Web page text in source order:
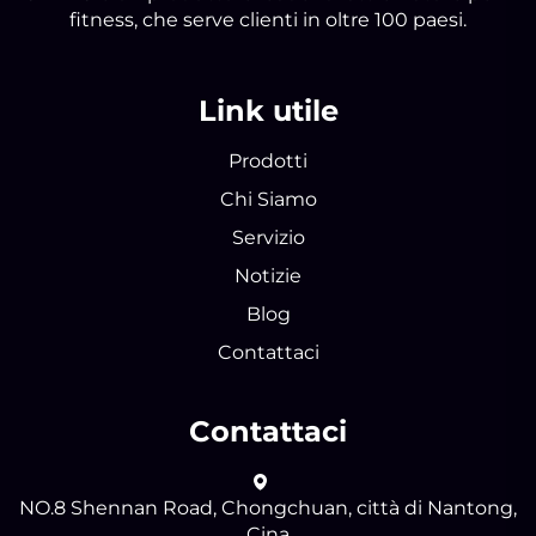
fitness, che serve clienti in oltre 100 paesi.
Link utile
Prodotti
Chi Siamo
Servizio
Notizie
Blog
Contattaci
Contattaci
NO.8 Shennan Road, Chongchuan, città di Nantong,